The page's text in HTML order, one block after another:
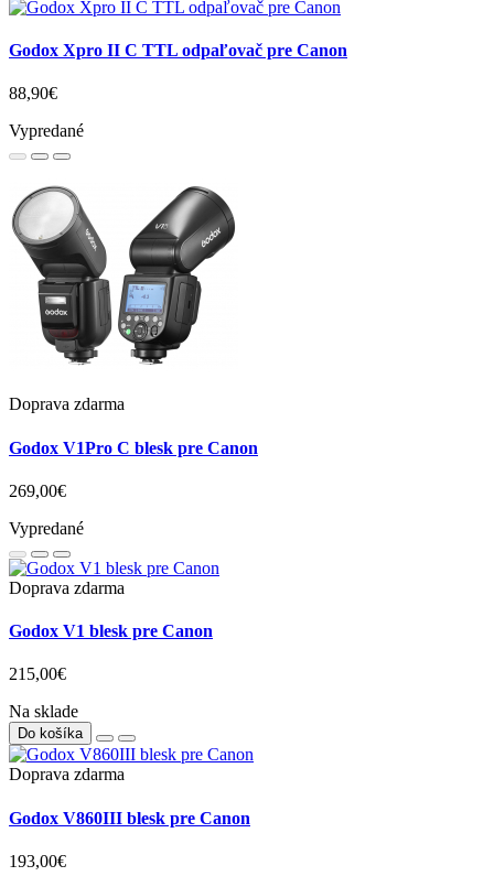
Godox Xpro II C TTL odpaľovač pre Canon
88,90€
Vypredané
Doprava zdarma
Godox V1Pro C blesk pre Canon
269,00€
Vypredané
Doprava zdarma
Godox V1 blesk pre Canon
215,00€
Na sklade
Do košíka
Doprava zdarma
Godox V860III blesk pre Canon
193,00€